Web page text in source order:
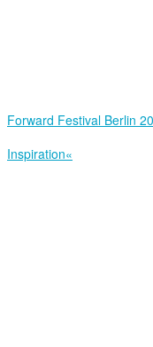
Forward Festival Berlin
Inspiration«